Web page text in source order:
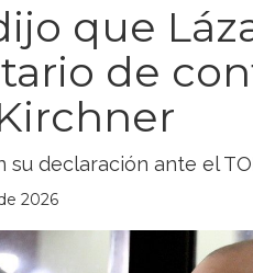
que
de
declaración ante el
2026